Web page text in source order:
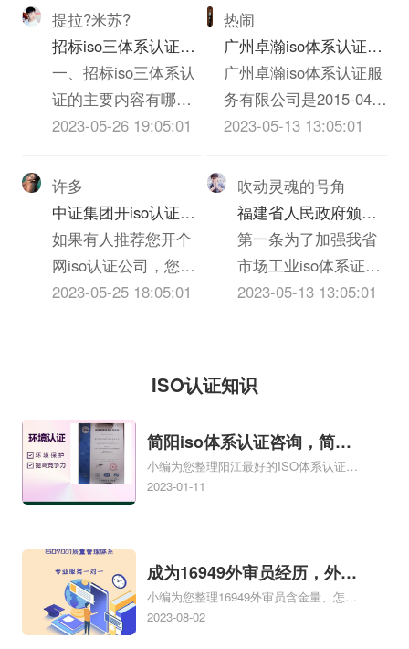
《iso三体系认证质量
法》、《消费者权益
保护法》、《反不正
当竞争法》、《ISO
体系认证法》、《广
提拉?米苏?
招标iso三体系认证的
主要内容有哪些
一、招标iso三体系认
证的主要内容有哪些
1、招标iso三体系认
（1）投标邀请；
（2）投标人须知，包
括密封、签署、盖章
要求等；（3）投标人
应当提交的资格、资
证编制要求和投标保
证金交纳方式；（5）
招标项目的...
2023-05-26 19:05:01
许多
中证集团开iso认证公
司有什么要求么？
如果有人推荐您开个
网iso认证公司，您一
定马上会想到资金来
邮寄、销售经验、库
存风险、售后服务等
一系列的问题，可能
会觉得困难重重、麻
烦多多，让您一筹莫
展。按照通常的网iso
说，可不就是这样，
没有自己的商务网
站，缺少启动资金，
不...
2023-05-25 18:05:01
但有下列情形之一的
纳税人，一律定为C
级。（1）依法应当办
理登记而未...
企业信用政策，指导
和协调内部各部门的
业务活动，对客户信
息进行收集和评估，
对客户信用额度的授
节进行全部监督，以
保障应收账款安全和
及时安全收回的管
理。企业信用风险管
理技巧...
热闹
广州卓瀚iso体系认证服
务有限公司怎么样？
广州卓瀚iso体系认证服
务有限公司是2015-04-
11在广东省广州市天河
公司(自然人投资或控
股)，申报地址位于广州
市越秀区东风东路836
号2座2204房。广州卓
瀚iso体系认证服务有限
企业...
2023-05-13 13:05:01
吹动灵魂的号角
福建省人民政府颁发
《关于加强市场工业
iso体系证书质量监督
检验与管理的暂行规
第一条为了加强我省
市场工业iso体系证书
的质量监督检验与管
体系证书流通，根据
《国务院批转国家标
强iso三体系认证质量
监督检验工作报告的
省市场的工业iso体系
证书，均按照...
2023-05-13 13:05:01
ISO认证知识
简阳iso体系认证咨询，简阳
iso管理体系认证咨询
小编为您整理阳江最好的ISO体系认证咨
询机构是哪个、无锡ISO企业认证咨询公
体系认证知识，详情可查看下方正文！
2023-01-11
成为16949外审员经历，外审
员16949
小编为您整理16949外审员含金量、怎么
才能成为注册的TS16949:2009的外审
2023-08-02